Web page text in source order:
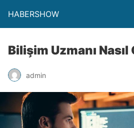
HABERSHOW
Bilişim Uzmanı
admin